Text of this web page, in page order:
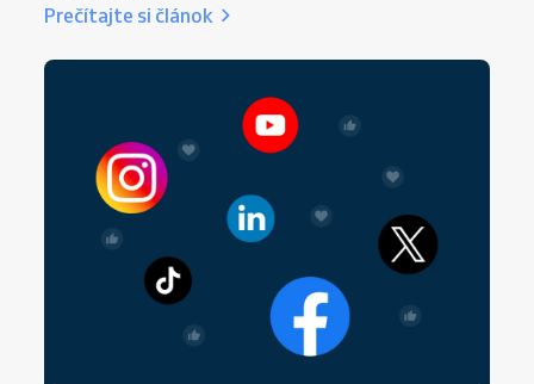
Prečítajte si článok